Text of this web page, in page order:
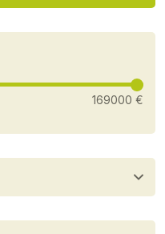
169000 €